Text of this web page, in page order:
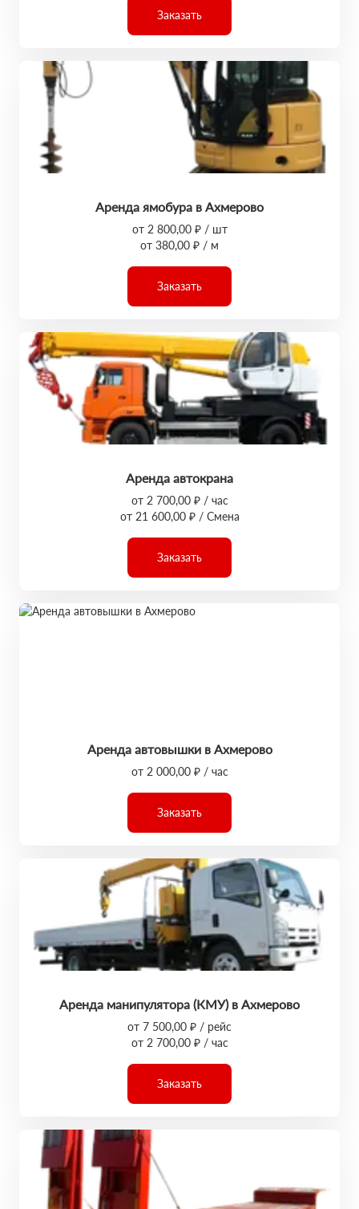
Заказать
Аренда ямобура в Ахмерово
от 2 800,00 ₽ / шт
от 380,00 ₽ / м
Заказать
Аренда автокрана
от 2 700,00 ₽ / час
от 21 600,00 ₽ / Смена
Заказать
Аренда автовышки в Ахмерово
от 2 000,00 ₽ / час
Заказать
Аренда манипулятора (КМУ) в Ахмерово
от 7 500,00 ₽ / рейс
от 2 700,00 ₽ / час
Заказать